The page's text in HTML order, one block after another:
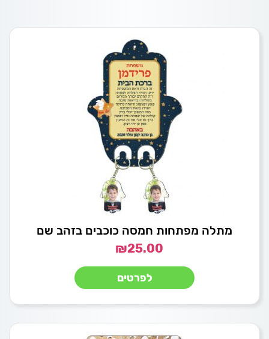
מתלה מפתחות חמסה כוכבים בזהב שם
₪25.00
לפרטים